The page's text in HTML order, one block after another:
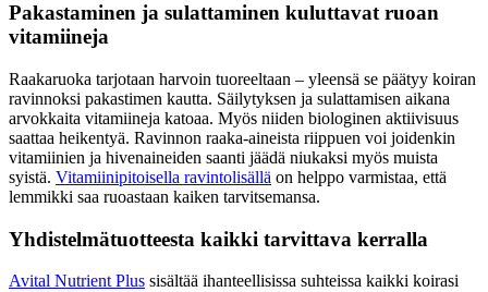
Pakastaminen ja sulattaminen kuluttavat ruoan
vitamiineja
Raakaruoka tarjotaan harvoin tuoreeltaan – yleensä se päätyy koiran
ravinnoksi pakastimen kautta. Säilytyksen ja sulattamisen aikana
arvokkaita vitamiineja katoaa. Myös niiden biologinen aktiivisuus
saattaa heikentyä. Ravinnon raaka-aineista riippuen voi joidenkin
vitamiinien ja hivenaineiden saanti jäädä niukaksi myös muista
syistä. Vitamiinipitoisella ravintolisällä on helppo varmistaa, että
lemmikki saa ruoastaan kaiken tarvitsemansa.
Yhdistelmätuotteesta kaikki tarvittava kerralla
Avital Nutrient Plus sisältää ihanteellisissa suhteissa kaikki koirasi